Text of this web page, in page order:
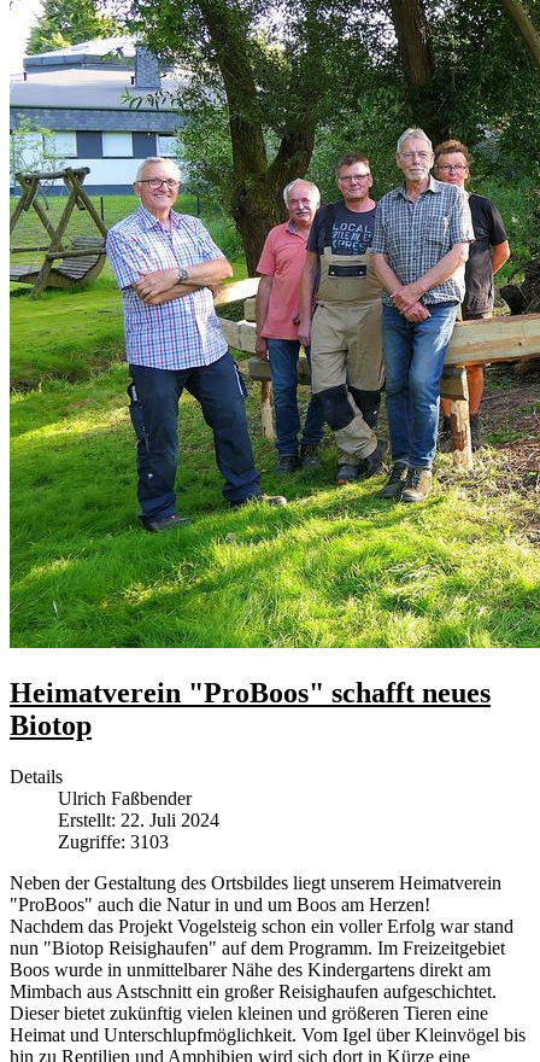
Heimatverein "ProBoos" schafft neues
Biotop
Details
Ulrich Faßbender
Erstellt: 22. Juli 2024
Zugriffe: 3103
Neben der Gestaltung des Ortsbildes liegt unserem Heimatverein
"ProBoos" auch die Natur in und um Boos am Herzen!
Nachdem das Projekt Vogelsteig schon ein voller Erfolg war stand
nun "Biotop Reisighaufen" auf dem Programm. Im Freizeitgebiet
Boos wurde in unmittelbarer Nähe des Kindergartens direkt am
Mimbach aus Astschnitt ein großer Reisighaufen aufgeschichtet.
Dieser bietet zukünftig vielen kleinen und größeren Tieren eine
Heimat und Unterschlupfmöglichkeit. Vom Igel über Kleinvögel bis
hin zu Reptilien und Amphibien wird sich dort in Kürze eine